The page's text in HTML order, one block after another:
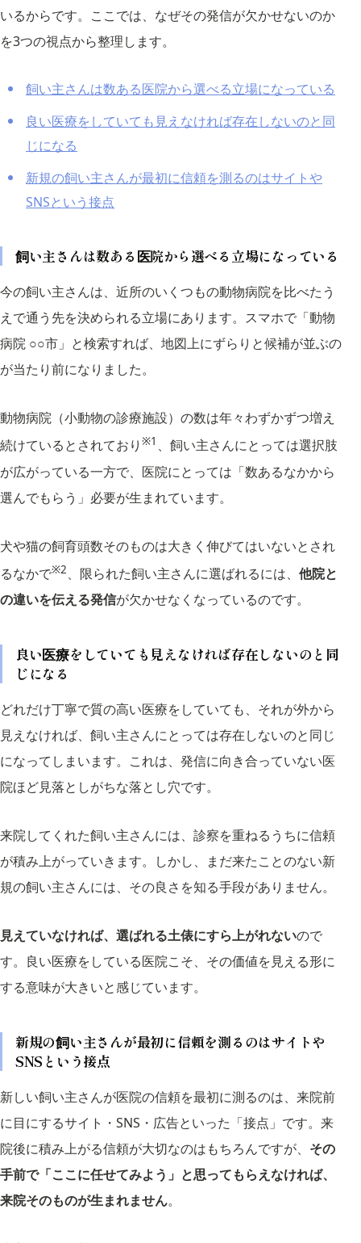
いるからです。ここでは、なぜその発信が欠かせないのか
を3つの視点から整理します。
飼い主さんは数ある医院から選べる立場になっている
良い医療をしていても見えなければ存在しないのと同
じになる
新規の飼い主さんが最初に信頼を測るのはサイトや
SNSという接点
飼い主さんは数ある医院から選べる立場になっている
今の飼い主さんは、近所のいくつもの動物病院を比べたう
えで通う先を決められる立場にあります。スマホで「動物
病院 ○○市」と検索すれば、地図上にずらりと候補が並ぶの
が当たり前になりました。
動物病院（小動物の診療施設）の数は年々わずかずつ増え
続けているとされており ※1 、飼い主さんにとっては選択肢
が広がっている一方で、医院にとっては「数あるなかから
選んでもらう」必要が生まれています。
犬や猫の飼育頭数そのものは大きく伸びてはいないとされ
るなかで※2、限られた飼い主さんに選ばれるには、 他院と
の違いを伝える発信が欠かせなくなっているのです。
良い医療をしていても見えなければ存在しないのと同
じになる
どれだけ丁寧で質の高い医療をしていても、それが外から
見えなければ、飼い主さんにとっては存在しないのと同じ
になってしまいます。これは、発信に向き合っていない医
院ほど見落としがちな落とし穴です。
来院してくれた飼い主さんには、診察を重ねるうちに信頼
が積み上がっていきます。しかし、まだ来たことのない新
規の飼い主さんには、その良さを知る手段がありません。
見えていなければ、選ばれる土俵にすら上がれないので
す。良い医療をしている医院こそ、その価値を見える形に
する意味が大きいと感じています。
新規の飼い主さんが最初に信頼を測るのはサイトや
SNSという接点
新しい飼い主さんが医院の信頼を最初に測るのは、来院前
に目にするサイト・SNS・広告といった「接点」です。来
院後に積み上がる信頼が大切なのはもちろんですが、 その
手前で「ここに任せてみよう」と思ってもらえなければ、
来院そのものが生まれません。